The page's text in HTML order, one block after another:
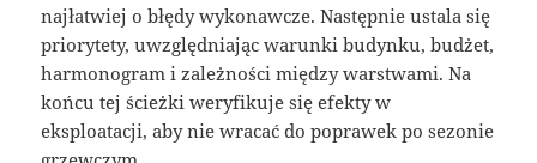
najłatwiej o błędy wykonawcze. Następnie ustala się
priorytety, uwzględniając warunki budynku, budżet,
harmonogram i zależności między warstwami. Na
końcu tej ścieżki weryfikuje się efekty w
eksploatacji, aby nie wracać do poprawek po sezonie